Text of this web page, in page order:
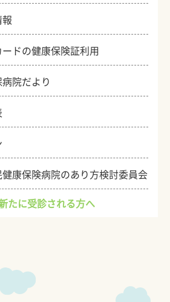
ドの健康保険証利用
院だより
康保険病院のあり方検討委員会
たに受診される方へ